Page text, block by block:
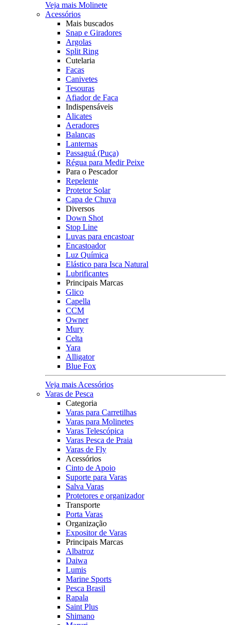
Veja mais Molinete
Acessórios
Mais buscados
Snap e Giradores
Argolas
Split Ring
Cutelaria
Facas
Canivetes
Tesouras
Afiador de Faca
Indispensáveis
Alicates
Aeradores
Balanças
Lanternas
Passaguá (Puça)
Régua para Medir Peixe
Para o Pescador
Repelente
Protetor Solar
Capa de Chuva
Diversos
Down Shot
Stop Line
Luvas para encastoar
Encastoador
Luz Química
Elástico para Isca Natural
Lubrificantes
Principais Marcas
Glico
Capella
CCM
Owner
Mury
Celta
Yara
Alligator
Blue Fox
Veja mais Acessórios
Varas de Pesca
Categoria
Varas para Carretilhas
Varas para Molinetes
Varas Telescópica
Varas Pesca de Praia
Varas de Fly
Acessórios
Cinto de Apoio
Suporte para Varas
Salva Varas
Protetores e organizador
Transporte
Porta Varas
Organização
Expositor de Varas
Principais Marcas
Albatroz
Daiwa
Lumis
Marine Sports
Pesca Brasil
Rapala
Saint Plus
Shimano